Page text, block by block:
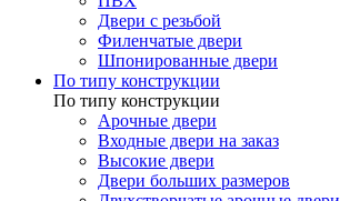
Двери с резьбой
Филенчатые двери
Шпонированные двери
По типу конструкции
По типу конструкции
Арочные двери
Входные двери на заказ
Высокие двери
Двери больших размеров